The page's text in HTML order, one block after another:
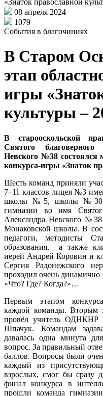
08 апреля 2024
1079
События в благочиниях
В Старом
этап
игры
культуры –
В старооскольской
Святого
Невского №38 состоялся
конкурса-игры «Знаток
Шесть команд приняли
7–11 классов лицея №3
школы №5, школы №30,
гимназии во имя
Александра Невского
Монаковской школы. В
педагоги, методисты
образования, а также
иерей Андрей Коровин и
Сергия Радонежского
проходил очень динамично
«Что? Где? Когда?»…
Первым этапом
каждой команды. Вторым
провёл учитель ОДНКНР
Шпачук. Командам
давалась одна минута
вопрос. За правильный
баллов. Вопросы были
каждый из
взрослых, смог бы сразу
финал конкурса в
прошли команда